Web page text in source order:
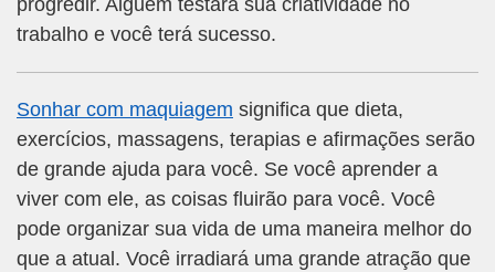
progredir. Alguém testará sua criatividade no
trabalho e você terá sucesso.
Sonhar com maquiagem significa que dieta,
exercícios, massagens, terapias e afirmações serão
de grande ajuda para você. Se você aprender a
viver com ele, as coisas fluirão para você. Você
pode organizar sua vida de uma maneira melhor do
que a atual. Você irradiará uma grande atração que